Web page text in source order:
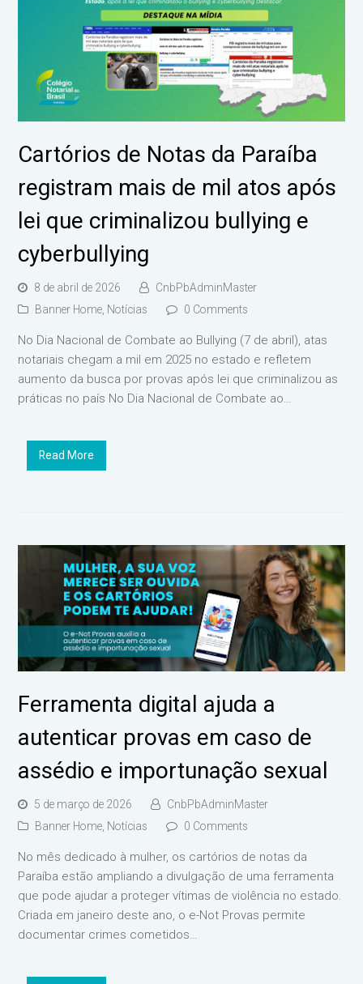
Cartórios de Notas da Paraíba
registram mais de mil atos após
lei que criminalizou bullying e
cyberbullying
8 de abril de 2026
CnbPbAdminMaster
Banner Home Notícias 0 Comments
No Dia Nacional de Combate ao Bullying (7 de abril), atas
notariais chegam a mil em 2025 no estado e refletem
aumento da busca por provas após lei que criminalizou as
práticas no país No Dia Nacional de Combate ao…
Read More
Ferramenta digital ajuda a
autenticar provas em caso de
assédio e importunação sexual
5 de março de 2026
CnbPbAdminMaster
Banner Home Notícias 0 Comments
No mês dedicado à mulher, os cartórios de notas da
Paraíba estão ampliando a divulgação de uma ferramenta
que pode ajudar a proteger vítimas de violência no estado.
Criada em janeiro deste ano, o e-Not Provas permite
documentar crimes cometidos…